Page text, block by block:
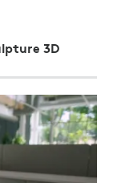
3D